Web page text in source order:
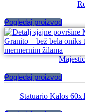
Pogledaj proizvod
Pogledaj proizvod
Statuario Kalos